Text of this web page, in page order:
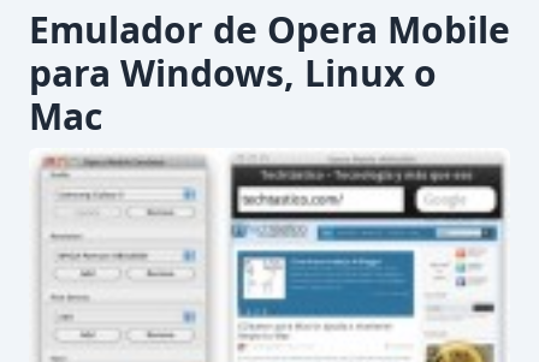
Emulador de Opera Mobile
para Windows, Linux o
Mac